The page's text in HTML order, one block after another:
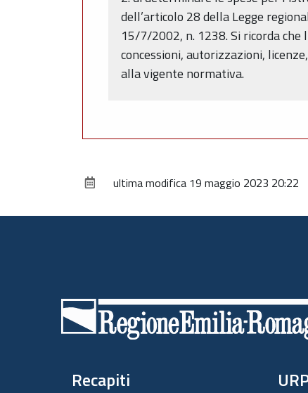
dell’articolo 28 della Legge
15/7/2002, n. 1238. Si ricorda che
concessioni, autorizzazioni,
alla vigente normativa.
ultima modifica 19 maggio 2023 20:22
Recapiti